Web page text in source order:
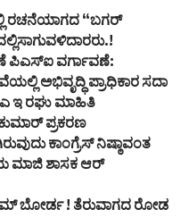
ರಚನೆಯಾಗದ “ಬಗರ್
ಪಿಎಸ್ಐ ವರ್ಗಾವಣೆ:
ಅಭಿವೃದ್ಧಿ ಪ್ರಾಧಿಕಾರ ಸದಾ
ಇ ರಘು ಮಾಹಿತಿ
ಪ್ರಕರಣ
ಕಾಂಗ್ರೆಸ್ ನಿಷ್ಠಾವಂತ
ಮಾಜಿ ಶಾಸಕ ಆರ್
ಬೋರ್ಡ ! ತೆರುವಾಗದ ರೋಡ